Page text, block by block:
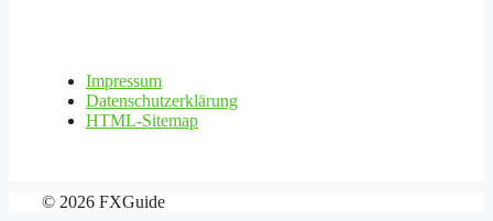
Impressum
Datenschutzerklärung
HTML-Sitemap
© 2026 FXGuide